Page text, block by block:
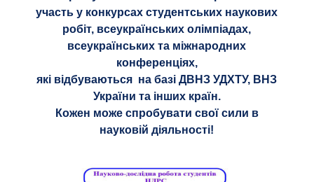
участь у конкурсах студентських наукових
робіт, всеукраїнських олімпіадах,
всеукраїнських та міжнародних
конференціях,
які відбуваються на базі ДВНЗ УДХТУ, ВНЗ
України та інших країн.
Кожен може спробувати свої сили в
науковій діяльності!